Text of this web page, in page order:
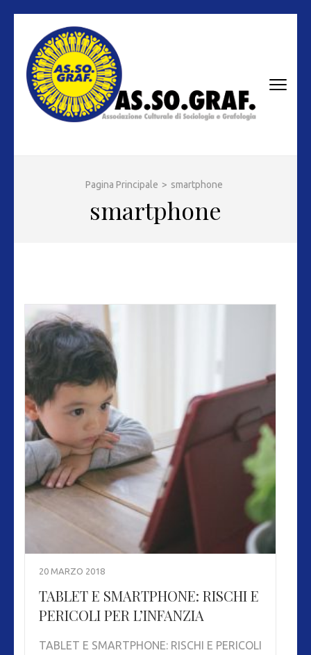
contenuto
(premi
invio)
Pagina Principale > smartphone
smartphone
20 MARZO 2018
TABLET E SMARTPHONE: RISCHI E
PERICOLI PER L’INFANZIA
TABLET E SMARTPHONE: RISCHI E PERICOLI